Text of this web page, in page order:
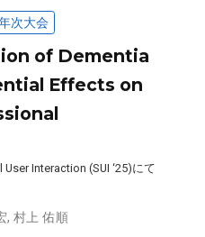
次大会
of Dementia
Effects on
Interaction (SUI ‘25)にて
,村上 佑順